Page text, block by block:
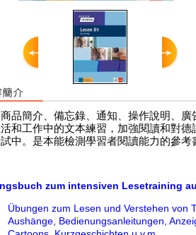
品簡介、備忘錄、通知、操作說明、
和工作中的文本練習，加強閱讀和對
中。是本能檢測學習者閱讀能力的參考
zum intensiven Lesetraining
Übungen zum Lesen und Verstehen von
Aushänge, Bedienungsanleitungen,